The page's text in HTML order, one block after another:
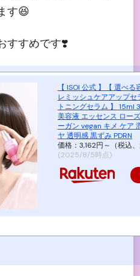
す😆
すすめです❣️
【 ISOI 公式 】【 選べ
レミッシュケアアップセ
トニングセラム 】 15ml
美容液 エッセンス ロー
ーガン vegan キメ ケア
ヤ 透明感 黒ずみ PDRN
価格：3,162円～（税込
(2025/8/5時点)